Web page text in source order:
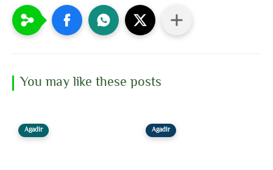
You may like these posts
Agadir Agadir